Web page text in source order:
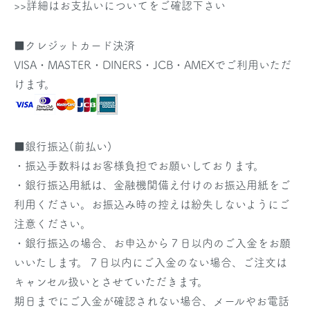
>>詳細はお支払いについてをご確認下さい
■クレジットカード決済
VISA・MASTER・DINERS・JCB・AMEXでご利用いただ
けます。
■銀行振込(前払い)
・振込手数料はお客様負担でお願いしております。
・銀行振込用紙は、金融機関備え付けのお振込用紙をご
利用ください。お振込み時の控えは紛失しないようにご
注意ください。
・銀行振込の場合、お申込から７日以内のご入金をお願
いいたします。７日以内にご入金のない場合、ご注文は
キャンセル扱いとさせていただきます。
期日までにご入金が確認されない場合、メールやお電話